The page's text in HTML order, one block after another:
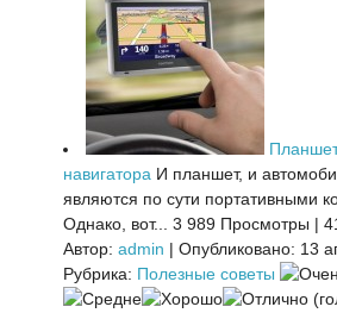
навигатора И планшет, и
являются по сути портативными
Однако, вот... 3 989 Просмотры |
Автор: admin | Опубликовано: 13
Рубрика: Полезные советы